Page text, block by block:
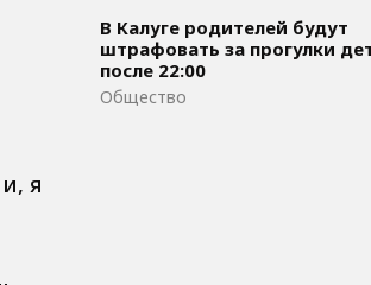
я
В Калуге родителей будут
штрафовать за прогулки
после 22:00
Общество